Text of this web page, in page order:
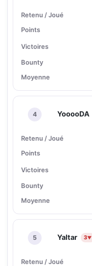
4 YooooDA
5 Yaltar 3▼